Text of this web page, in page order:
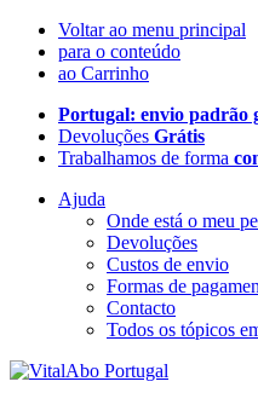
Voltar ao menu principal
para o conteúdo
ao Carrinho
Portugal: envio padrão
Devoluções Grátis
Trabalhamos de forma
Ajuda
Onde está o meu
Devoluções
Custos de envio
Formas de
Contacto
Todos os tópicos